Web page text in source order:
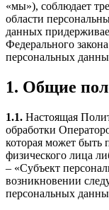
«мы»), соблюдает
области
данных
Федерального
персональных
1. Общие
1.1. Настоящая
обработки
которая может быть
физического лица
– «Субъект
возникновении
персональных